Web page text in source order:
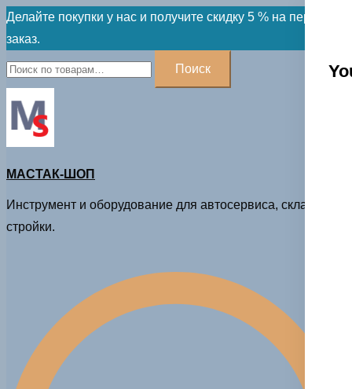
Skip
to
content
Делайте покупки у нас и получите скидку 5 % на первый
заказ.
Искать:
Поиск
МАСТАК-ШОП
Инструмент и оборудование для автосервиса, склада и
стройки.